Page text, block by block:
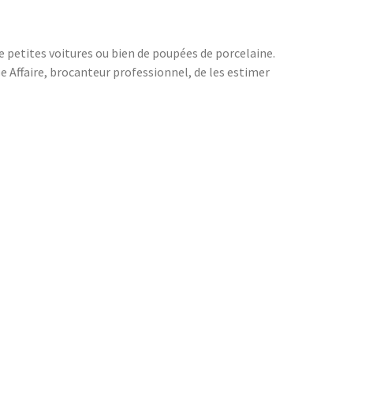
petites voitures ou bien de poupées de porcelaine.
Affaire, brocanteur professionnel, de les estimer